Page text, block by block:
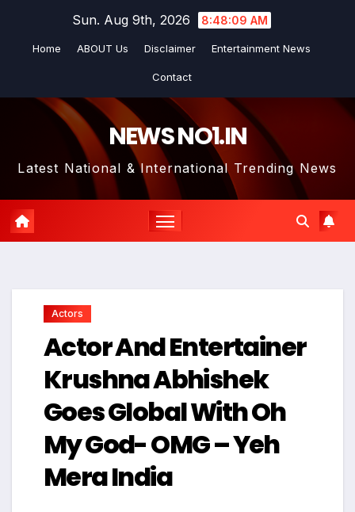
Sun. Aug 9th, 2026 8:48:09 AM
Home ABOUT Us Disclaimer Entertainment News
Contact
NEWS NO1.IN
Latest National & International Trending News
Actors
Actor And Entertainer
Krushna Abhishek
Goes Global With Oh
My God- OMG – Yeh
Mera India